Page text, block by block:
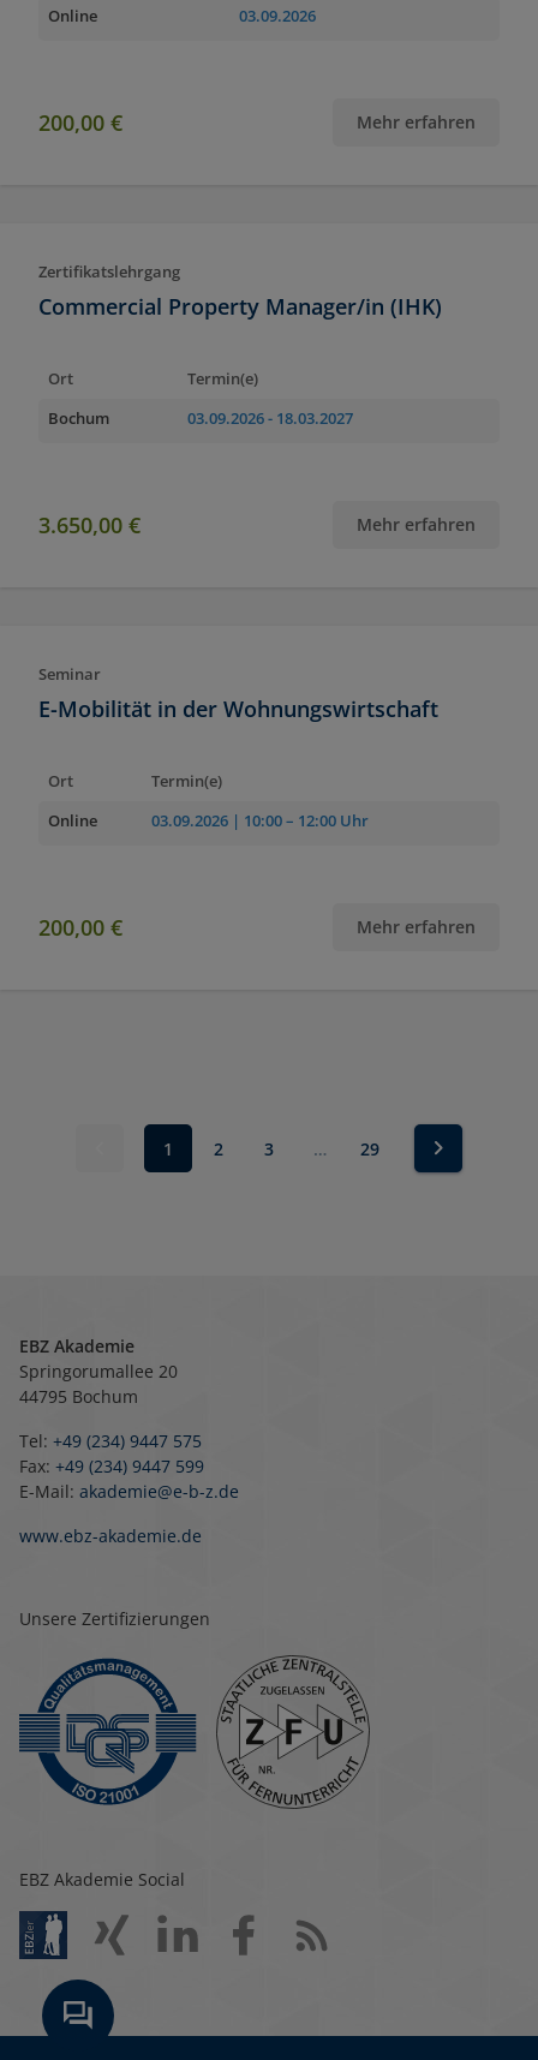
Online
03.09.2026
200,00 € Mehr erfahren
Zertifikatslehrgang
Commercial Property Manager/in (IHK)
Ort
Termin(e)
Bochum
03.09.2026- 18.03.2027
3.650,00 € Mehr erfahren
Seminar
E-Mobilität in der Wohnungswirtschaft
Ort
Termin(e)
Online
03.09.2026 | 10:00 – 12:00 Uhr
200,00 € Mehr erfahren
1 2 3 … 29
EBZ Akademie
Springorumallee 20
44795 Bochum
Tel: +49 (234) 9447 575
Fax: +49 (234) 9447 599
E-Mail: akademie@e-b-z.de
www.ebz-akademie.de
Unsere Zertifizierungen
EBZ Akademie Social